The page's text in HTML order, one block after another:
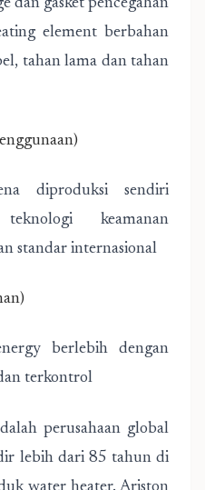
dan gasket pencegahan
element berbahan
tahan lama dan tahan
diproduksi sendiri
keamanan
standar internasional
berlebih dengan
terkontrol
perusahaan global
lebih dari 85 tahun di